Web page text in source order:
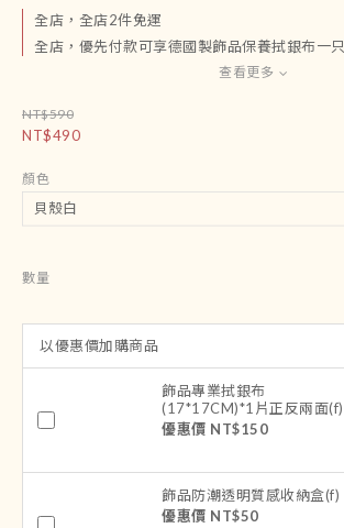
全店，全店2件免運
全店，優先付款可享德國製飾品保養拭銀布一只
查看更多
NT$590
NT$490
顏色
數量
以優惠價加購商品
飾品專業拭銀布
(17*17CM)*1片正反兩面(f)
優惠價 NT$150
飾品防潮透明質感收納盒(f)
優惠價 NT$50